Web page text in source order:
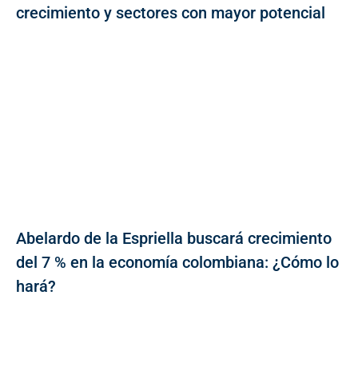
crecimiento y sectores con mayor potencial
Abelardo de la Espriella buscará crecimiento
del 7 % en la economía colombiana: ¿Cómo lo
hará?